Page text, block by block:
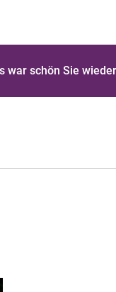
war schön Sie